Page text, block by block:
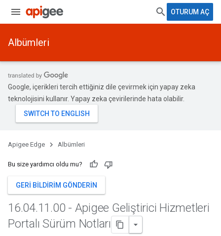
OTURUM AÇ
Albümleri
Google, içerikleri tercih ettiğiniz dile çevirmek için yapay zeka
teknolojisini kullanır. Yapay zeka çevirilerinde hata olabilir.
Apigee Edge Albümleri
Bu size yardımcı oldu mu?
GERI BILDIRIM GÖNDERIN
16.04.11 .00 - Apigee Geliştirici Hizmetleri
Portalı Sürüm Notları